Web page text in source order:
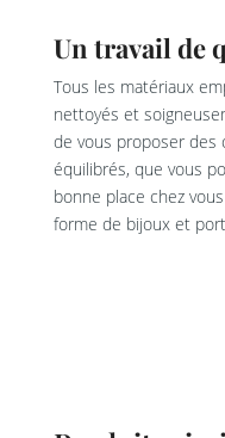
Un travail de
Tous les matériaux
nettoyés et
de vous proposer des
équilibrés, que vous
bonne place chez
forme de bijoux et